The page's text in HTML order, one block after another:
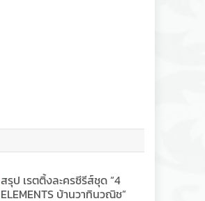
สรุป เรตติ้งละครซีรีส์ชุด “4
ELEMENTS บ้านวาทินวณิช”